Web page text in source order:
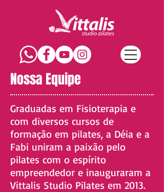
Nossa Equipe
Graduadas em Fisioterapia e
com diversos cursos de
formação em pilates, a Déia e a
Fabi uniram a paixão pelo
pilates com o espírito
empreendedor e inauguraram a
Vittalis Studio Pilates em 2013.